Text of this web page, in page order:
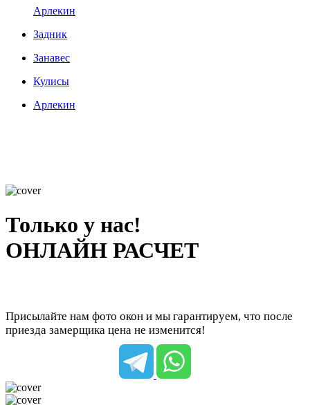
Арлекин
Задник
Занавес
Кулисы
Арлекин
Только у нас!
ОНЛАЙН РАСЧЕТ
Присылайте нам фото окон и мы гарантируем, что после
приезда замерщика цена не изменится!